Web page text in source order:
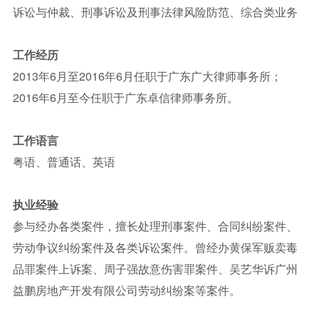
诉讼与仲裁、刑事诉讼及刑事法律风险防范、综合类业务
工作经历
2013年6月至2016年6月任职于广东广大律师事务所；
2016年6月至今任职于广东卓信律师事务所。
工作语言
粤语、普通话、英语
执业经验
参与经办各类案件，擅长处理刑事案件、合同纠纷案件、
劳动争议纠纷案件及各类诉讼案件。曾经办黄保军贩卖毒
品罪案件上诉案、周子强故意伤害罪案件、吴艺华诉广州
益鹏房地产开发有限公司劳动纠纷案等案件。